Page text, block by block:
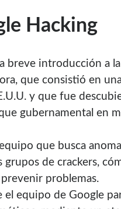
Hacking
breve introducción a
que consistió en
y que fue
gubernamental en
que busca
de crackers,
problemas.
el equipo de Google